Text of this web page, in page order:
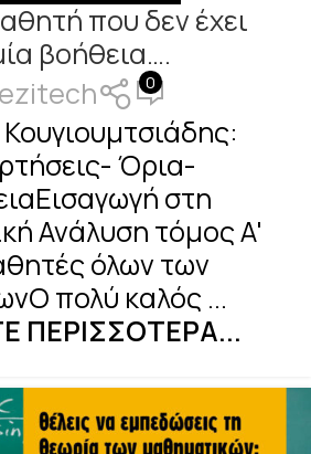
που δεν έχει
βοήθεια….
0
Όρια-
στη
Ανάλυση τόμος Α'
όλων των
πολύ καλός ...
ΠΕΡΙΣΣΌΤΕΡΑ...